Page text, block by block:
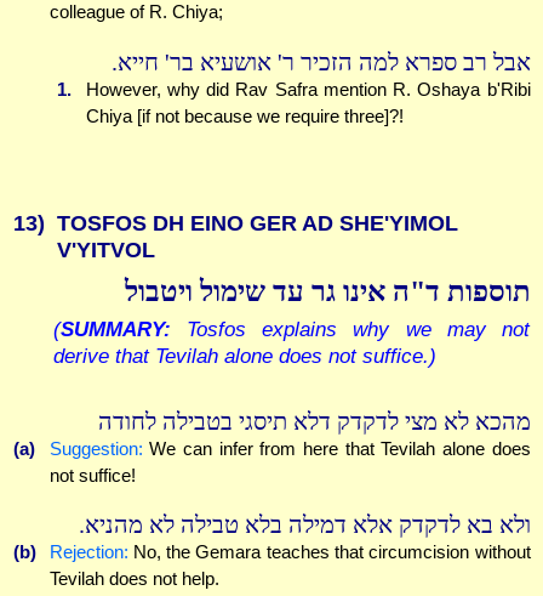
colleague of R. Chiya;
אבל רב ספרא למה הזכיר ר' אושעיא בר' חייא.
1.
However, why did Rav Safra mention R. Oshaya b'Ribi
Chiya [if not because we require three]?!
13) TOSFOS DH EINO GER AD SHE'YIMOL
V'YITVOL
תוספות ד"ה אינו גר עד שימול ויטבול
(SUMMARY: Tosfos explains why we may not
derive that Tevilah alone does not suffice.)
מהכא לא מצי לדקדק דלא תיסגי בטבילה לחודה
(a) Suggestion: We can infer from here that Tevilah alone does
not suffice!
ולא בא לדקדק אלא דמילה בלא טבילה לא מהניא.
(b) Rejection: No, the Gemara teaches that circumcision without
Tevilah does not help.